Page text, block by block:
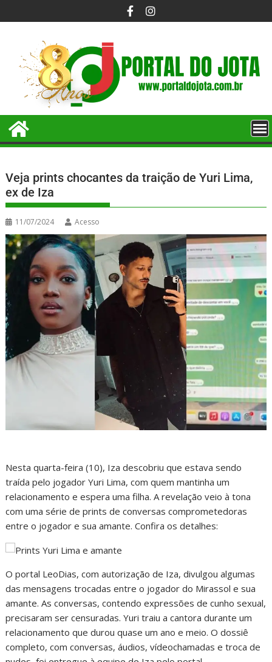
Veja prints chocantes da traição de Yuri Lima,
ex de Iza
11/07/2024 Acesso
Nesta quarta-feira (10), Iza descobriu que estava sendo
traída pelo jogador Yuri Lima, com quem mantinha um
relacionamento e espera uma filha. A revelação veio à tona
com uma série de prints de conversas comprometedoras
entre o jogador e sua amante. Confira os detalhes:
O portal LeoDias, com autorização de Iza, divulgou algumas
das mensagens trocadas entre o jogador do Mirassol e sua
amante. As conversas, contendo expressões de cunho sexual,
precisaram ser censuradas. Yuri traiu a cantora durante um
relacionamento que durou quase um ano e meio. O dossiê
completo, com conversas, áudios, vídeochamadas e troca de